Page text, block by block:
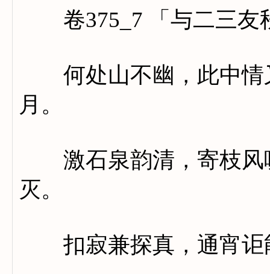
卷375_7 「与二三友
何处山不幽，此中情
月。
激石泉韵清，寄枝风
灭。
扣寂兼探真，通宵讵